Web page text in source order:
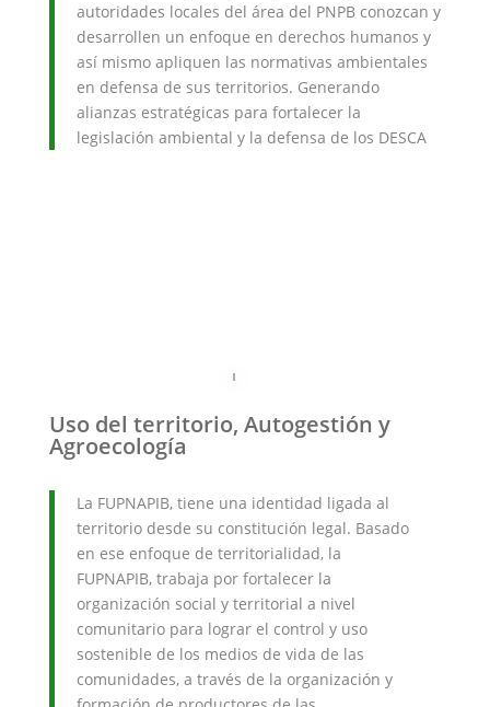
autoridades locales del área del PNPB conozcan y
desarrollen un enfoque en derechos humanos y
así mismo apliquen las normativas ambientales
en defensa de sus territorios. Generando
alianzas estratégicas para fortalecer la
legislación ambiental y la defensa de los DESCA
Uso del territorio, Autogestión y
Agroecología
La FUPNAPIB, tiene una identidad ligada al
territorio desde su constitución legal. Basado
en ese enfoque de territorialidad, la
FUPNAPIB, trabaja por fortalecer la
organización social y territorial a nivel
comunitario para lograr el control y uso
sostenible de los medios de vida de las
comunidades, a través de la organización y